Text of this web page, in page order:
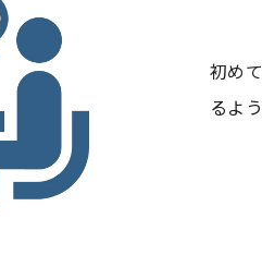
初め
るよ
お